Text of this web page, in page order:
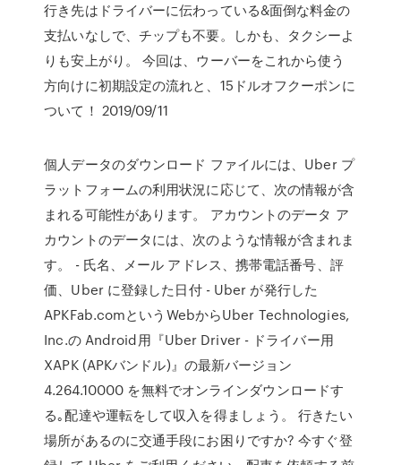
行き先はドライバーに伝わっている&面倒な料金の
支払いなしで、チップも不要。しかも、タクシーよ
りも安上がり。 今回は、ウーバーをこれから使う
方向けに初期設定の流れと、15ドルオフクーポンに
ついて！ 2019/09/11
個人データのダウンロード ファイルには、Uber プ
ラットフォームの利用状況に応じて、次の情報が含
まれる可能性があります。 アカウントのデータ ア
カウントのデータには、次のような情報が含まれま
す。 - 氏名、メール アドレス、携帯電話番号、評
価、Uber に登録した日付 - Uber が発行した
APKFab.comというWebからUber Technologies,
Inc.の Android用『Uber Driver - ドライバー用
XAPK (APKバンドル)』の最新バージョン
4.264.10000 を無料でオンラインダウンロードす
る｡配達や運転をして収入を得ましょう。 行きたい
場所があるのに交通手段にお困りですか? 今すぐ登